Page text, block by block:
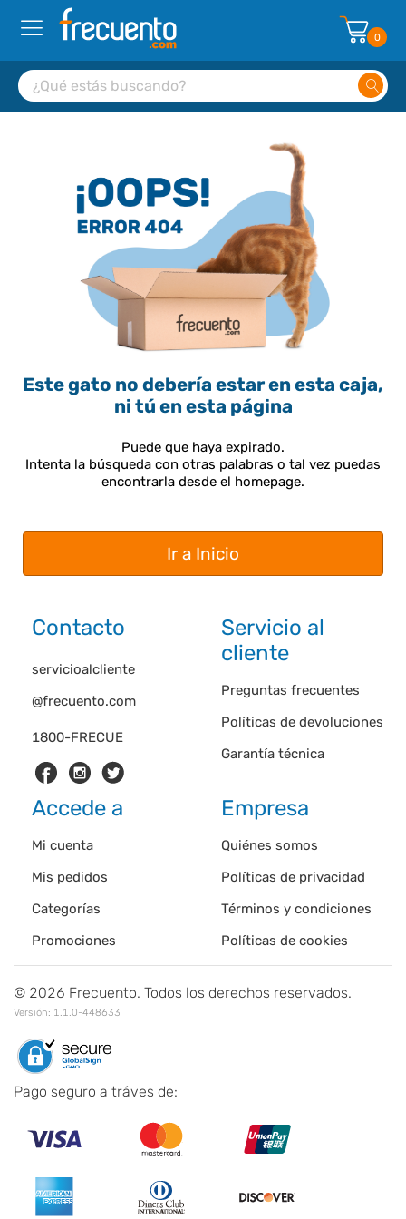
0
Este gato no debería estar en esta caja,
ni tú en esta página
Puede que haya expirado.
Intenta la búsqueda con otras palabras o tal vez puedas
encontrarla desde el homepage.
Ir a Inicio
Contacto
1800-FRECUE
servicioalcliente
@frecuento.com
Servicio al
cliente
Preguntas frecuentes
Políticas de devoluciones
Garantía técnica
Accede a
Mi cuenta
Mis pedidos
Categorías
Promociones
Empresa
Quiénes somos
Políticas de privacidad
Términos y condiciones
Políticas de cookies
© 2026 Frecuento. Todos los derechos reservados.
Versión: 1.1.0-448633
Pago seguro a tráves de: